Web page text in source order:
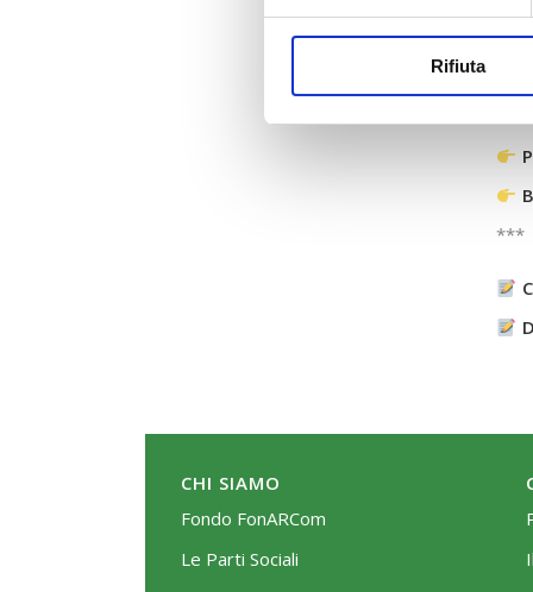
Rifiuta
***
CHI SIAMO
Fondo FonARCom
Le Parti Sociali